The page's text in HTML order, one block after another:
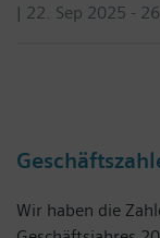
| 22. Sep 2025 -
Wir haben die